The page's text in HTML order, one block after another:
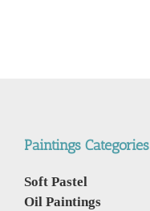
Paintings Categories
Soft Pastel
Oil Paintings